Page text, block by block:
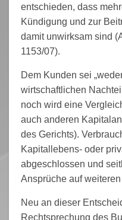
entschieden, dass
Kündigung und zur
damit unwirksam sind
1153/07).
Dem Kunden sei
wirtschaftlichen
noch wird eine
auch anderen
des Gerichts).
Kapitallebens- oder
abgeschlossen und
Ansprüche auf
Neu an dieser
Rechtsprechung des